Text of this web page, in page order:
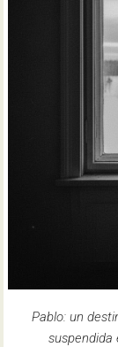
Pablo: un
suspendida